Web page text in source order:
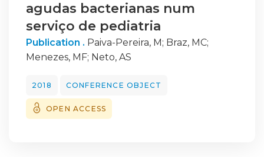
agudas bacterianas num
serviço de pediatria
Publication . Paiva-Pereira, M; Braz, MC;
Menezes, MF; Neto, AS
2018 CONFERENCE OBJECT
OPEN ACCESS